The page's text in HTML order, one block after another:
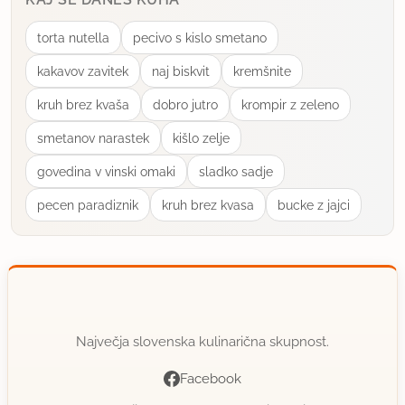
uporabno
rimljanka
član od 2005 17907 sporočil
3.6.2012 ob 15:03
Steklarna Hrastniuk, Stenko Trzin, bistveno dražje
pa tudi v kaki trgovini, recimo kmetijski.
uporabno
torta nutella pecivo s kislo smetano
kakavov zavitek naj biskvit kremšnite
kruh brez kvaša dobro jutro krompir z zeleno
smetanov narastek kišlo zelje
govedina v vinski omaki sladko sadje
pecen paradiznik kruh brez kvasa bucke z jajci
Največja slovenska kulinarična skupnost.
Facebook